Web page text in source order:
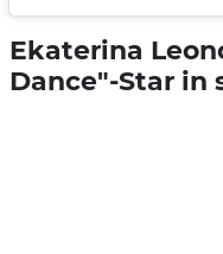
Ekaterina
Dance"-Star in